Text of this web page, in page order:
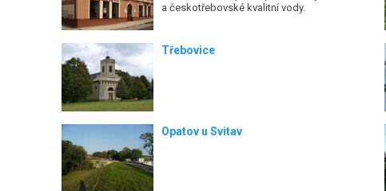
a českotřebovské kvalitní vody.
Třebovice
Opatov u Svitav